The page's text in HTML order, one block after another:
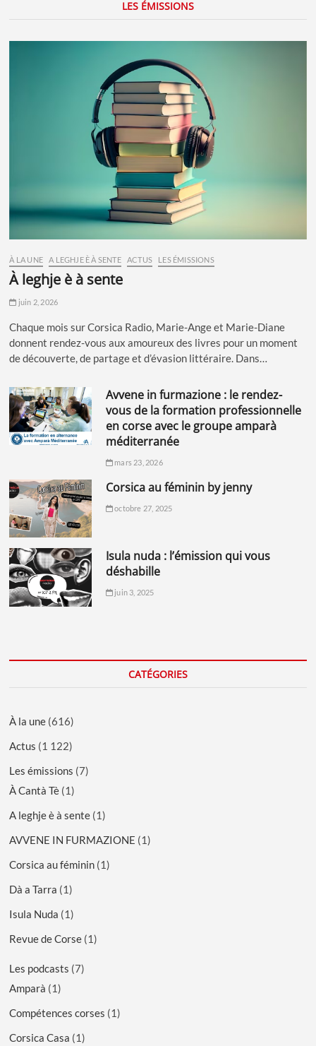
LES ÉMISSIONS
À LA UNE A LEGHJE È À SENTE ACTUS LES ÉMISSIONS
à leghje è à sente
juin 2, 2026
Chaque mois sur Corsica Radio, Marie-Ange et Marie-Diane
donnent rendez-vous aux amoureux des livres pour un moment
de découverte, de partage et d’évasion littéraire. Dans…
avvene in furmazione : le rendez-
vous de la formation professionnelle
en corse avec le groupe amparà
méditerranée
mars 23, 2026
corsica au féminin by jenny
octobre 27, 2025
isula nuda : l’émission qui vous
déshabille
juin 3, 2025
CATÉGORIES
À la une (616)
Actus (1 122)
Les émissions (7)
À Cantà Tè (1)
A leghje è à sente (1)
AVVENE IN FURMAZIONE (1)
Corsica au féminin (1)
Dà a Tarra (1)
Isula Nuda (1)
Revue de Corse (1)
Les podcasts (7)
Amparà (1)
Compétences corses (1)
Corsica Casa (1)